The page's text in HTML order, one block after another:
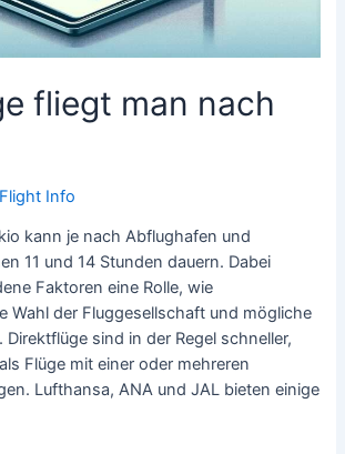
fliegt man nach
Flight Info
kann je nach Abflughafen und
11 und 14 Stunden dauern. Dabei
Faktoren eine Rolle, wie
Wahl der Fluggesellschaft und mögliche
sind in der Regel schneller,
Flüge mit einer oder mehreren
Lufthansa, ANA und JAL bieten einige